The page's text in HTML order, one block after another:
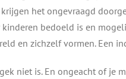
het ongevraagd
bedoeld is en
en zichzelf vormen. Een
niet is. En ongeacht of je